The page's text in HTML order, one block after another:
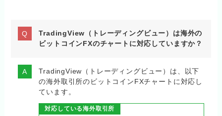
TradingView（トレーディングビュー）は海外の
ビットコインFXのチャートに対応していますか？
TradingView（トレーディングビュー）は、以下
の海外取引所のビットコインFXチャートに対応し
ています。
対応している海外取引所